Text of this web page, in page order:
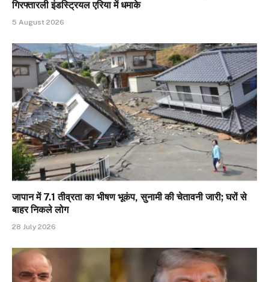
गिरफ्तारली इंडस्ट्रियल एरिया में धमाके
5 August 2026
जापान में 7.1 तीव्रता का भीषण भूकंप, सुनामी की चेतावनी जारी; घरों से
बाहर निकले लोग
28 July 2026